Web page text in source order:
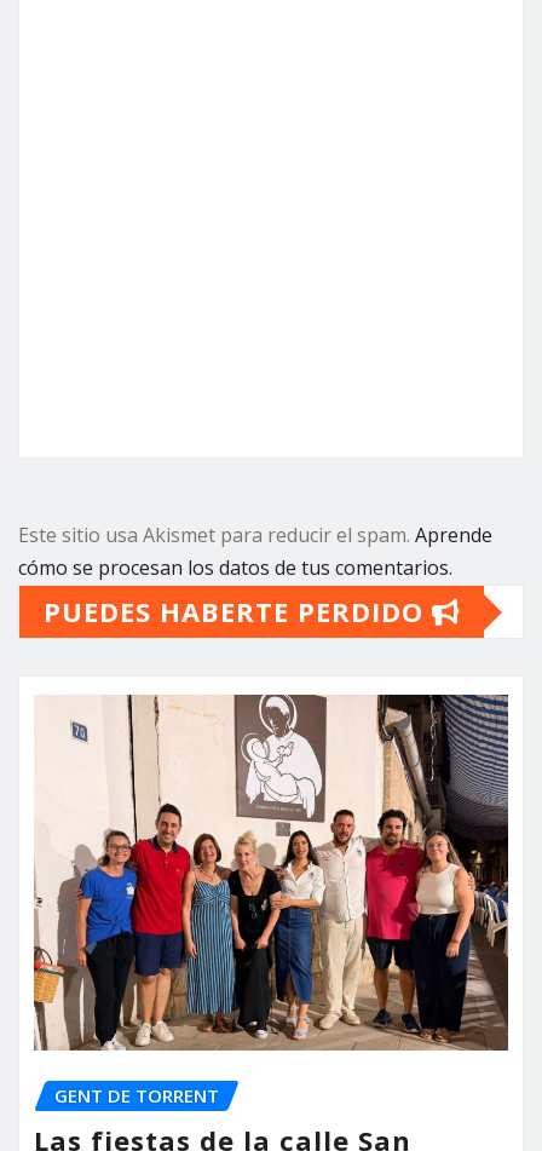
Este sitio usa Akismet para reducir el spam. Aprende
cómo se procesan los datos de tus comentarios.
PUEDES HABERTE PERDIDO
GENT DE TORRENT
Las fiestas de la calle San